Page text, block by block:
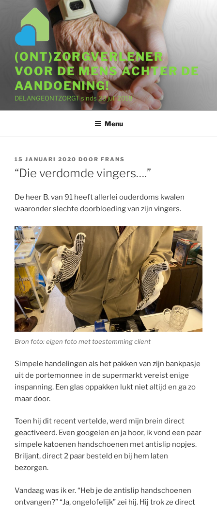
inhoud
(ONT)ZORGVERLENER
VOOR DE MENS ACHTER DE
AANDOENING!
DELANGEONTZORGT sinds 23 juli 2018
Menu
GEPLAATST
OP
15 JANUARI 2020 DOOR FRANS
“Die verdomde vingers….”
De heer B. van 91 heeft allerlei ouderdoms kwalen
waaronder slechte doorbloeding van zijn vingers.
Bron foto: eigen foto met toestemming client
Simpele handelingen als het pakken van zijn bankpasje
uit de portemonnee in de supermarkt vereist enige
inspanning. Een glas oppakken lukt niet altijd en ga zo
maar door.
Toen hij dit recent vertelde, werd mijn brein direct
geactiveerd. Even googelen en ja hoor, ik vond een paar
simpele katoenen handschoenen met antislip nopjes.
Briljant, direct 2 paar besteld en bij hem laten
bezorgen.
Vandaag was ik er. “Heb je de antislip handschoenen
ontvangen?” “Ja, ongelofelijk” zei hij. Hij trok ze direct